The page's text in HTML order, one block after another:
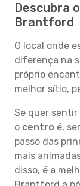
Descubra
Brantford
O local onde
diferença na
próprio
melhor sítio,
Se quer
o centro é,
passo das
mais
disso, é a